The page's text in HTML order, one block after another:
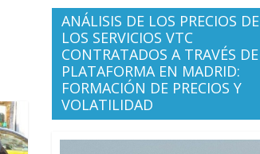
ANÁLISIS DE LOS PRECIOS DE
LOS SERVICIOS VTC
CONTRATADOS A TRAVÉS DE
PLATAFORMA EN MADRID:
FORMACIÓN DE PRECIOS Y
VOLATILIDAD